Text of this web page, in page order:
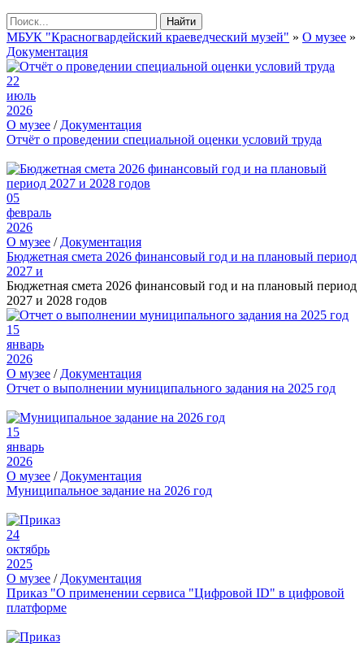
Найти
МБУК "Красногвардейский краеведческий музей" » О музее »
Документация
22
июль
2026
О музее / Документация
Отчёт о проведении специальной оценки условий труда
05
февраль
2026
О музее / Документация
Бюджетная смета 2026 финансовый год и на плановый период
2027 и
Бюджетная смета 2026 финансовый год и на плановый период
2027 и 2028 годов
15
январь
2026
О музее / Документация
Отчет о выполнении муниципального задания на 2025 год
15
январь
2026
О музее / Документация
Муниципальное задание на 2026 год
24
октябрь
2025
О музее / Документация
Приказ "О применении сервиса "Цифровой ID" в цифровой
платформе